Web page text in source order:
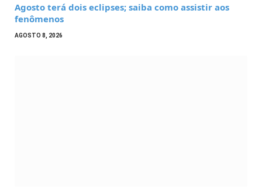
Agosto terá dois eclipses; saiba como assistir aos
fenômenos
AGOSTO 8, 2026